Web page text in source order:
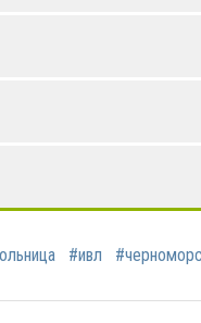
#ивл